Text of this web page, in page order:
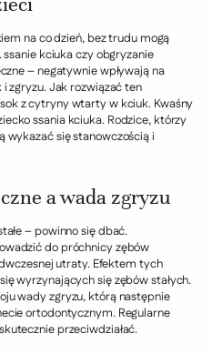
na co dzień, bez trudu mogą
kciuka czy obgryzanie
– negatywnie wpływają na
zgryzu. Jak rozwiązać ten
z cytryny wtarty w kciuk. Kwaśny
ssania kciuka. Rodzice, którzy
wykazać się stanowczością i
a wada zgryzu
– powinno się dbać.
do próchnicy zębów
utraty. Efektem tych
wyrzynających się zębów stałych.
wady zgryzu, którą następnie
ortodontycznym. Regularne
przeciwdziałać.